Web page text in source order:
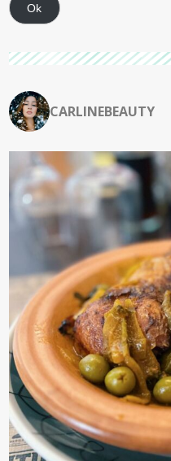
Ok
CARLINEBEAUTY